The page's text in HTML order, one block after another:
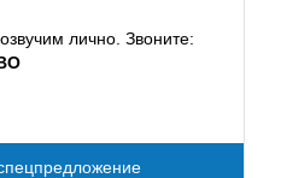
лично. Звоните: